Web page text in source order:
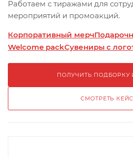
Работаем с тиражами для
мероприятий и промоакций.
Корпоративный мерч
Welcome packСувениры с
ПОЛУЧИТЬ ПОДБОРКУ
СМОТРЕТЬ